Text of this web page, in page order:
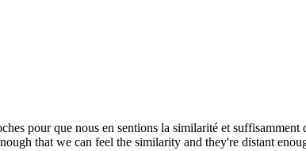
pour que nous en sentions la similarité et
that we can feel the similarity and they're distant